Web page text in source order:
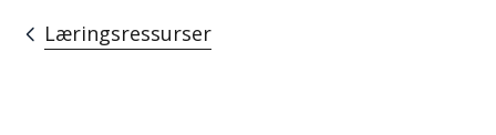
Navigasjonssti
Læringsressurser